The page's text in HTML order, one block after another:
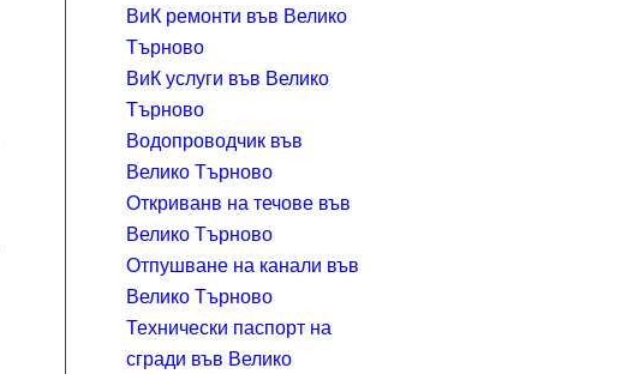
ВиК ремонти във Велико
Търново
ВиК услуги във Велико
Търново
Водопроводчик във
Велико Търново
Откриванв на течове във
Велико Търново
Отпушване на канали във
Велико Търново
Технически паспорт на
сгради във Велико